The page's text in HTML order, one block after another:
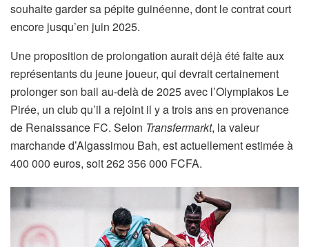
souhaite garder sa pépite guinéenne, dont le contrat court
encore jusqu’en juin 2025.
Une proposition de prolongation aurait déjà été faite aux
représentants du jeune joueur, qui devrait certainement
prolonger son bail au-delà de 2025 avec l’Olympiakos Le
Pirée, un club qu’il a rejoint il y a trois ans en provenance
de Renaissance FC. Selon Transfermarkt, la valeur
marchande d’Algassimou Bah, est actuellement estimée à
400 000 euros, soit 262 356 000 FCFA.